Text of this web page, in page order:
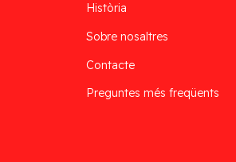
Història
Sobre nosaltres
Contacte
Preguntes més freqüents